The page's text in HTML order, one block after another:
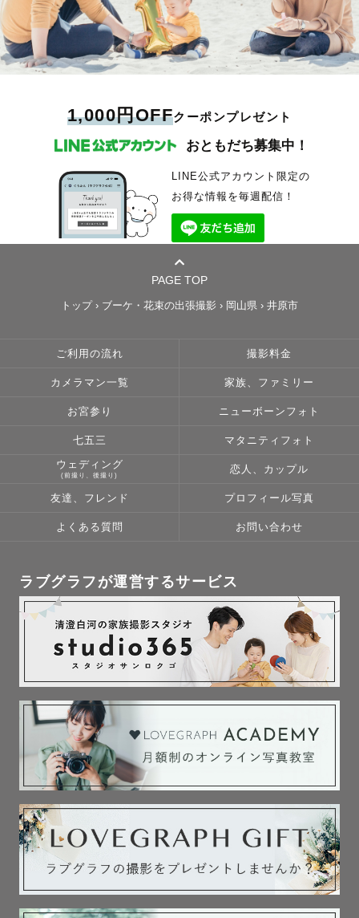
1,000円OFFクーポンプレゼント
おともだち募集中！
LINE公式アカウント限定の
お得な情報を毎週配信！
PAGE TOP
トップ › ブーケ・花束の出張撮影 › 岡山県 › 井原市
ご利用の流れ 撮影料金
カメラマン一覧 家族、ファミリー
お宮参り ニューボーンフォト
七五三 マタニティフォト
ウェディング
(前撮り、後撮り)
恋人、カップル
友達、フレンド プロフィール写真
よくある質問 お問い合わせ
ラブグラフが運営するサービス